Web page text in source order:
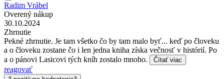
Radim Vrábel
Overený nákup
30.10.2024
Zhrnutie
Pekné zhrnutie. Je tam všetko čo by tam malo byť... keď po človeku
a o človeku zostane čo i len jedna kniha získa večnosť v histórií. Po
a o pánovi Lasicovi tých kníh zostalo mnoho.
Čítať viac
reagovať